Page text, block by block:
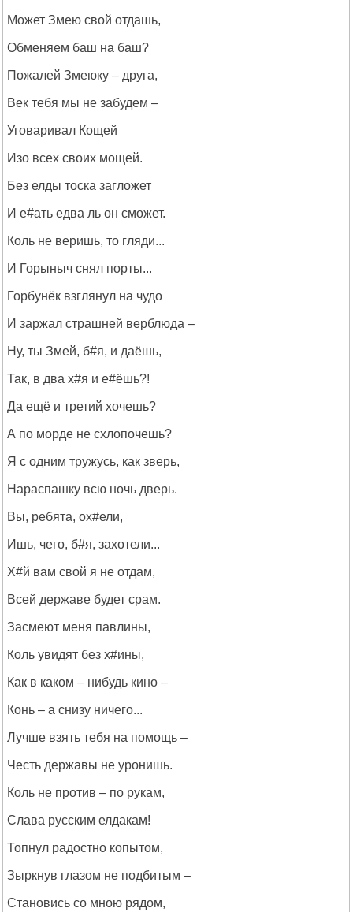
Может Змею свой отдашь,
Обменяем баш на баш?
Пожалей Змеюку – друга,
Век тебя мы не забудем –
Уговаривал Кощей
Изо всех своих мощей.
Без елды тоска загложет
И е#ать едва ль он сможет.
Коль не веришь, то гляди...
И Горыныч снял порты...
Горбунёк взглянул на чудо
И заржал страшней верблюда –
Ну, ты Змей, б#я, и даёшь,
Так, в два х#я и е#ёшь?!
Да ещё и третий хочешь?
А по морде не схлопочешь?
Я с одним тружусь, как зверь,
Нараспашку всю ночь дверь.
Вы, ребята, ох#ели,
Ишь, чего, б#я, захотели...
Х#й вам свой я не отдам,
Всей державе будет срам.
Засмеют меня павлины,
Коль увидят без х#ины,
Как в каком – нибудь кино –
Конь – а снизу ничего...
Лучше взять тебя на помощь –
Честь державы не уронишь.
Коль не против – по рукам,
Слава русским елдакам!
Топнул радостно копытом,
Зыркнув глазом не подбитым –
Становись со мною рядом,